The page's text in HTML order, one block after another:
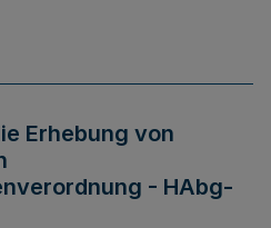
Erhebung von
- HAbg-